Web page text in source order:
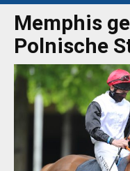
Memphis
Polnische